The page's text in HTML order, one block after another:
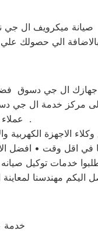
صيانة ميكرويف ال جي
بالاضافة الي حصولك علي
الى مركز خدمة ال
عملاء ال جي دسوق و مهندسينا في مختلف مناطق محافظة دسوق .
اقل وقت • افضل
خدمات توكيل
مهندسنا